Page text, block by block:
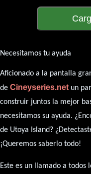
Necesitamos tu ayuda
Aficionado a la pantalla
de Cineyseries.netun
construir juntos la mejor
necesitamos su ayuda.
de Utoya Island?
¡Queremos saberlo todo!
Este es un llamado a todos